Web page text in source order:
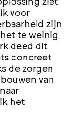
voor
zijn
te weinig
deed dit
concreet
de zorgen
van
het